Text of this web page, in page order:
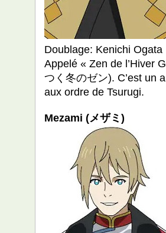
Doublage: Kenichi Ogata
Appelé « Zen de l’Hiver
つく冬のゼン). C’est un
aux ordre de Tsurugi.
Mezami (メザミ)